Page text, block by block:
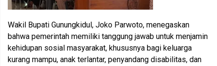
Wakil Bupati Gunungkidul, Joko Parwoto, menegaskan
bahwa pemerintah memiliki tanggung jawab untuk menjamin
kehidupan sosial masyarakat, khususnya bagi keluarga
kurang mampu, anak terlantar, penyandang disabilitas, dan